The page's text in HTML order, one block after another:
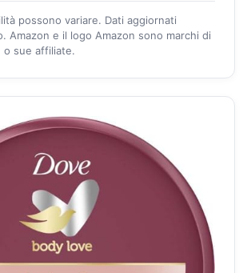
possono variare. Dati aggiornati
Amazon e il logo Amazon sono marchi di
o sue affiliate.